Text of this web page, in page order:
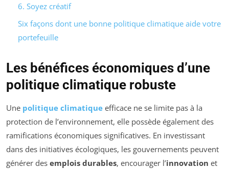
6. Soyez créatif
Six façons dont une bonne politique climatique aide votre
portefeuille
Les bénéfices économiques d’une
politique climatique robuste
Une politique climatique efficace ne se limite pas à la
protection de l’environnement, elle possède également des
ramifications économiques significatives. En investissant
dans des initiatives écologiques, les gouvernements peuvent
générer des emplois durables, encourager l’innovation et